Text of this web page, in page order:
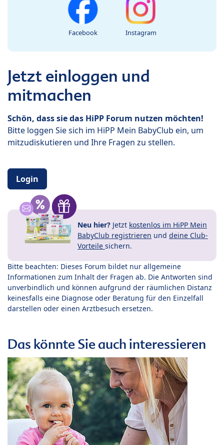
Facebook Instagram
Jetzt einloggen und
mitmachen
Schön, dass sie das HiPP Forum nutzen möchten!
Bitte loggen Sie sich im HiPP Mein BabyClub ein, um
mitzudiskutieren und Ihre Fragen zu stellen.
Login
Neu hier? Jetzt kostenlos im HiPP Mein
BabyClub registrieren und deine Club-
Vorteile sichern.
Bitte beachten: Dieses Forum bildet nur allgemeine
Informationen zum Inhalt der Fragen ab. Die Antworten sind
unverbindlich und können aufgrund der räumlichen Distanz
keinesfalls eine Diagnose oder Beratung für den Einzelfall
darstellen oder einen Arztbesuch ersetzen.
Das könnte Sie auch interessieren